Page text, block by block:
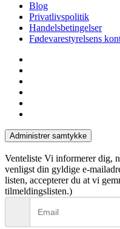
Blog
Privatlivspolitik
Handelsbetingelser
Fødevarestyrelsens
Administrer samtykke
Venteliste Vi informerer dig,
venligst din gyldige e-
listen, accepterer du at vi
tilmeldingslisten.)